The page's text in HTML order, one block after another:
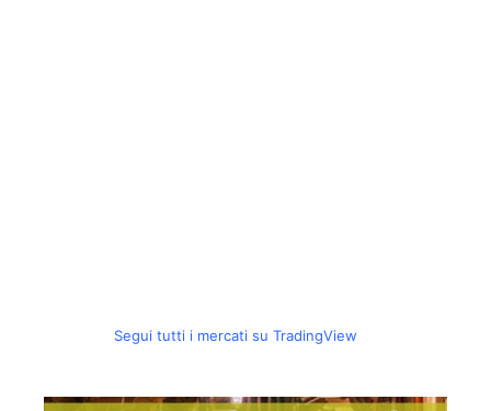
Segui tutti i mercati su TradingView